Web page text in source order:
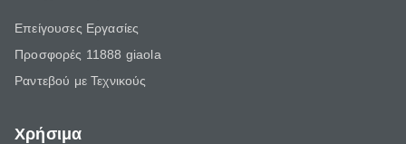
Επείγουσες Εργασίες
Προσφορές 11888 giaola
Ραντεβού με Τεχνικούς
Χρήσιμα